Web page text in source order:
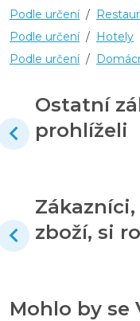
Podle určení /
Podle určení / Hotely
Podle určení /
Ostatní
prohlíželi
zboží, si
Mohlo by se